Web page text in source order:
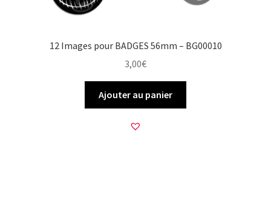
12 Images pour BADGES 56mm – BG00010
3,00€
Ajouter au panier